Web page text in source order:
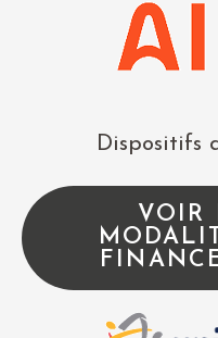
Dispositifs
VOIR